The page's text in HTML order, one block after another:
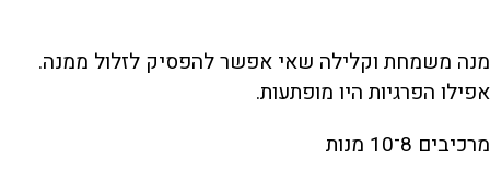
מנה משמחת וקלילה שאי אפשר להפסיק לזלול ממנה.
אפילו הפרגיות היו מופתעות.
מרכיבים 8־10 מנות